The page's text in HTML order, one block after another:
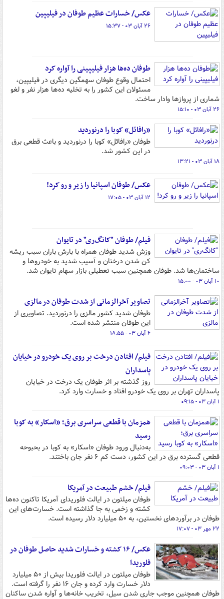
عکس/ خسارات عظیم طوفان در فیلیپین
۲۶ آبان ۰۳ - ۱۵:۳۷
طوفان ده‌ها هزار فیلیپینی را آواره کرد
احتمال وقوع طوفان سهمگین دیگری در فیلیپین،
مسئولان این کشور را به تخلیه ده‌ها هزار نفر و لغو
شماری از پروازها وادار ساخت.
۲۶ آبان ۰۳ - ۱۵:۱۰
«رافائل» کوبا را درنوردید
طوفان «رافائل» کوبا را درنوردید و باعث قطعی برق
در این کشور شد.
۱۸ آبان ۰۳ - ۱۳:۲۱
عکس/ طوفان اسپانیا را زیر و رو کرد!
۱۲ آبان ۰۳ - ۱۷:۰۵
فیلم/ طوفان "کانگ‌ری" در تایوان
وزش شدید طوفان همراه با بارش باران سبب ریشه
کن شدن درختان و آسیب شدید به خودروها و
ساختمان‌ها شد. طوفان همچنین سبب تعطیلی بازار سهام تایوان شد.
۱۰ آبان ۰۳ - ۱۵:۰۰
تصاویر آخرالزمانی از شدت طوفان در مالزی
طوفان شدید کشور مالزی را درنوردید. تصاویری از
این طوفان منتشر شده است.
۶ آبان ۰۳ - ۱۸:۵۵
فیلم/ افتادن درخت بر روی یک خودرو در خیایان
پاسداران
روز گذشته بر اثر طوفان یک درخت در خیایان
پاسداران تهران بر روی یک خودرو افتاد و خسارت وارد کرد.
۱ آبان ۰۳ - ۰۹:۱۵
همزمان با قطعی سراسری برق؛ «اسکار» به کوبا
رسید
به‌دنبال ورود طوفان «اسکار» به کوبا در بحبوحه
قطعی گسترده برق در این کشور، دست کم ۶ نفر جان باختند.
۱ آبان ۰۳ - ۰۹:۰۳
فیلم/ خشم طبیعت در آمریکا
طوفان میلتون در ایالت فلوریدای آمریکا تاکنون ده‌ها
کشته و زخمی به جا گذاشته است. خسارت‌های این
طوفان در برآوردهای نخستین، به ۵۰ میلیارد دلار رسیده است.
۲۲ مهر ۰۳ - ۱۷:۰۷
عکس/ ۱۶ کشته و خسارات شدید حاصل طوفان در
فلوریدا
طوفان میلتون در ایالت فلوریدا بیش از ۵۰ میلیارد
دلار خسارت وارد کرده و جان ۱۶ نفر را گرفته است.
طوفان همچنین موجب جاری شدن سیل، تخریب خانه‌ها و آواره شدن ساکنان